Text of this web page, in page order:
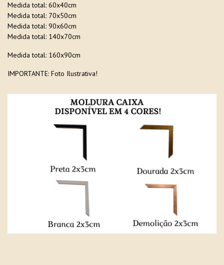
Medida total: 60x40cm
Medida total: 70x50cm
Medida total: 90x60cm
Medida total: 140x70cm
Medida total: 160x90cm
IMPORTANTE: Foto Ilustrativa!